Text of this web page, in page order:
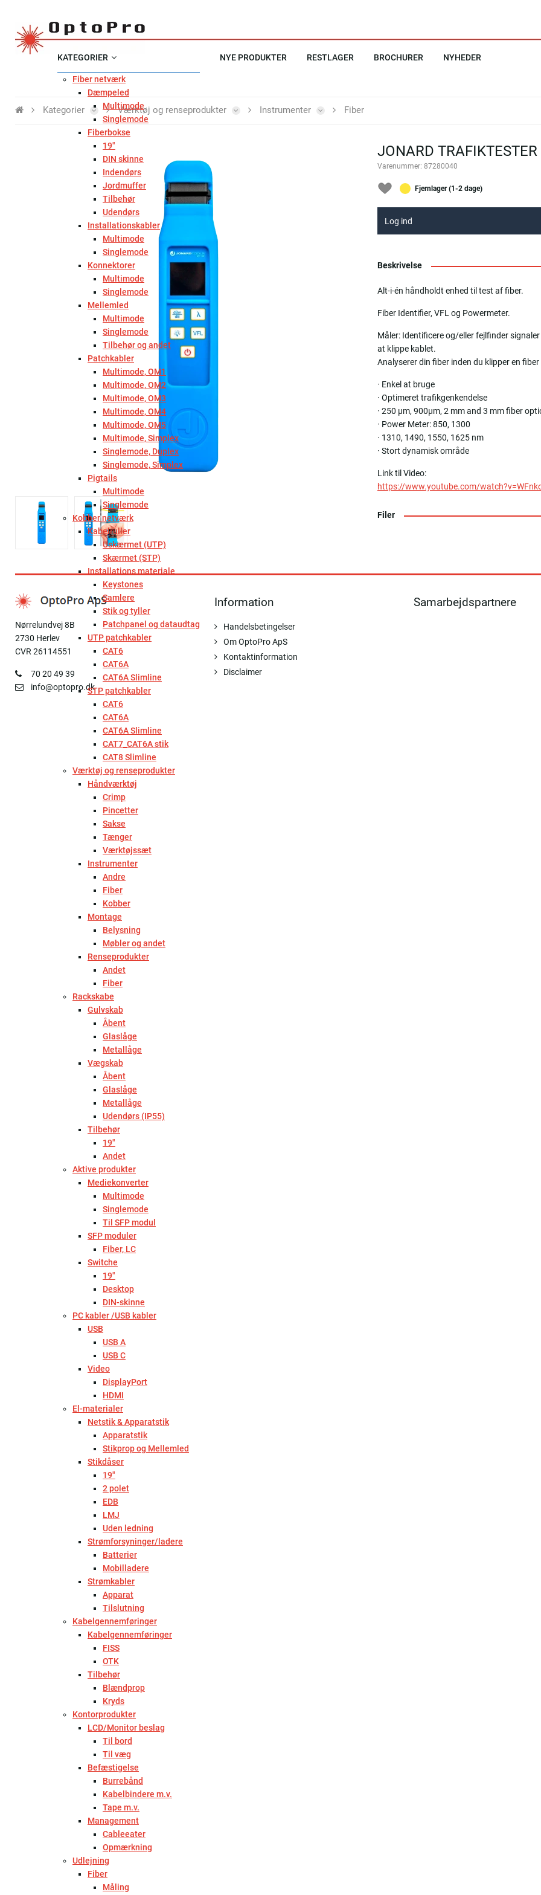
KATEGORIER
Fiber netværk
Dæmpeled
Multimode
Singlemode
Fiberbokse
19"
DIN skinne
Indendørs
Jordmuffer
Tilbehør
Udendørs
Installationskabler
Multimode
Singlemode
Konnektorer
Multimode
Singlemode
Mellemled
Multimode
Singlemode
Tilbehør og andet
Patchkabler
Multimode, OM1
Multimode, OM2
Multimode, OM3
Multimode, OM4
Multimode, OM5
Multimode, Simplex
Singlemode, Duplex
Singlemode, Simplex
Pigtails
Multimode
Singlemode
Kobber netværk
Kabelruller
Uskærmet (UTP)
Skærmet (STP)
Installations materiale
Keystones
Samlere
Stik og tyller
Patchpanel og dataudtag
UTP patchkabler
CAT6
CAT6A
CAT6A Slimline
STP patchkabler
CAT6
CAT6A
CAT6A Slimline
CAT7_CAT6A stik
CAT8 Slimline
Værktøj og renseprodukter
Håndværktøj
Crimp
Pincetter
Sakse
Tænger
Værktøjssæt
Instrumenter
Andre
Fiber
Kobber
Montage
Belysning
Møbler og andet
Renseprodukter
Andet
Fiber
Rackskabe
Gulvskab
Åbent
Glaslåge
Metallåge
Vægskab
Åbent
Glaslåge
Metallåge
Udendørs (IP55)
Tilbehør
19"
Andet
Aktive produkter
Mediekonverter
Multimode
Singlemode
Til SFP modul
SFP moduler
Fiber, LC
Switche
19"
Desktop
DIN-skinne
PC kabler /USB kabler
USB
USB A
USB C
Video
DisplayPort
HDMI
El-materialer
Netstik & Apparatstik
Apparatstik
Stikprop og Mellemled
Stikdåser
19"
2 polet
EDB
LMJ
Uden ledning
Strømforsyninger/ladere
Batterier
Mobilladere
Strømkabler
Apparat
Tilslutning
Kabelgennemføringer
Kabelgennemføringer
FISS
OTK
Tilbehør
Blændprop
Kryds
Kontorprodukter
LCD/Monitor beslag
Til bord
Til væg
Befæstigelse
Burrebånd
Kabelbindere m.v.
Tape m.v.
Management
Cableeater
Opmærkning
Udlejning
Fiber
Måling
NYE PRODUKTER RESTLAGER BROCHURER NYHEDER
Kategorier Værktøj og renseprodukter Instrumenter Fiber
JONARD
Varenummer: 87280040
Fjernlager (1-2 dage)
Log ind
Beskrivelse
Alt-i-én håndholdt enhed til test af fiber.
Fiber Identifier, VFL og Powermeter.
Måler: Identificere og/eller fejlfinder
at klippe kablet.
Analyserer din fiber inden du klipper en
· Enkel at bruge
· Optimeret trafikgenkendelse
· 250 µm, 900µm, 2 mm and 3 mm fiber
· Power Meter: 850, 1300
· 1310, 1490, 1550, 1625 nm
· Stort dynamisk område
Link til Video:
https://www.youtube.com/
Filer
Nørrelundvej 8B
2730 Herlev
CVR 26114551
70 20 49 39
info@optopro.dk
Information
Handelsbetingelser
Om OptoPro ApS
Kontaktinformation
Disclaimer
Samarbejdspartnere